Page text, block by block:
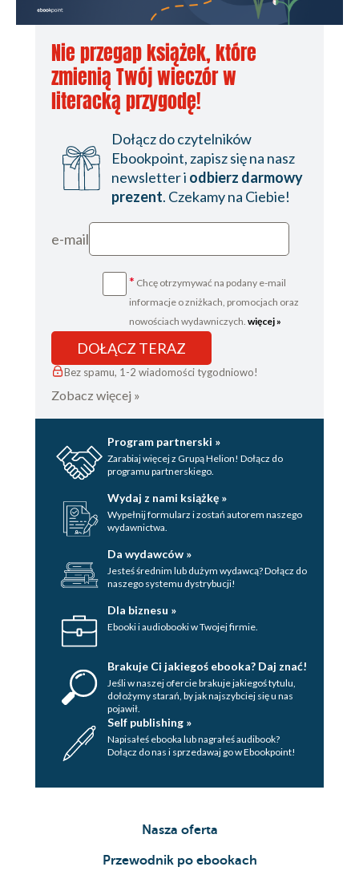
Nie przegap książek, które
zmienią Twój wieczór w
literacką przygodę!
Dołącz do czytelników
Ebookpoint, zapisz się na nasz
newsletter i odbierz darmowy
prezent. Czekamy na Ciebie!
e-mail
* Chcę otrzymywać na podany e-mail
informacje o zniżkach, promocjach oraz
nowościach wydawniczych. więcej »
DOŁĄCZ TERAZ
Bez spamu, 1-2 wiadomości tygodniowo!
Zobacz więcej »
Program partnerski »
Zarabiaj więcej z Grupą Helion! Dołącz do
programu partnerskiego.
Wydaj z nami książkę »
Wypełnij formularz i zostań autorem naszego
wydawnictwa.
Da wydawców »
Jesteś średnim lub dużym wydawcą? Dołącz do
naszego systemu dystrybucji!
Dla biznesu »
Ebooki i audiobooki w Twojej firmie.
Brakuje Ci jakiegoś ebooka? Daj znać!
Jeśli w naszej ofercie brakuje jakiegoś tytulu,
dołożymy starań, by jak najszybciej się u nas
pojawił.
Self publishing »
Napisałeś ebooka lub nagrałeś audibook?
Dołącz do nas i sprzedawaj go w Ebookpoint!
Nasza oferta
Przewodnik po ebookach